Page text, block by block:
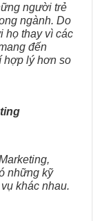
người trẻ
ngành. Do
họ thay vì các
đến
hợp lý hơn so
những kỹ
khác nhau.